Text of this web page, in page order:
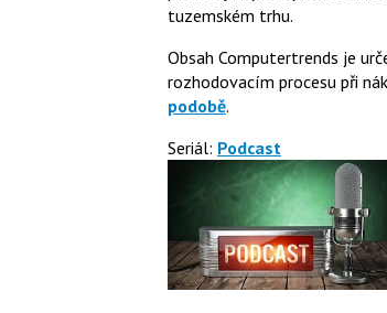
tuzemském trhu.
Obsah Computertrends je
rozhodovacím procesu při
podobě.
Seriál: Podcast